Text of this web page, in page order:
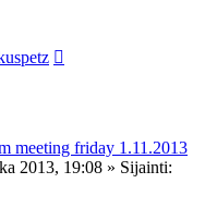
meeting friday 1.11.2013
2013, 19:08 » Sijainti: